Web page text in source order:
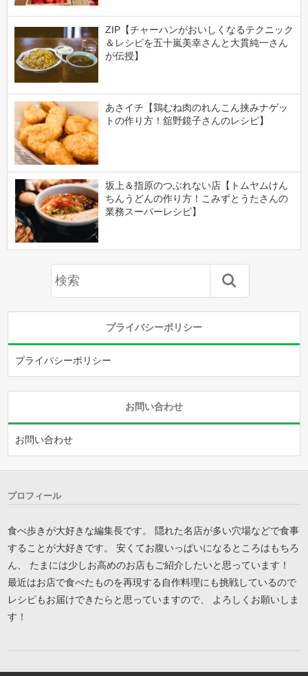
ZIP【チャーハンがおいしくなるテクニック
＆レシピを五十嵐美幸さんと大貫純一さん
が伝授】
あさイチ【鶏むね肉のれんこん挟みナゲッ
トの作り方！舘野鏡子さんのレシピ】
坂上＆指原のつぶれない店【トムヤムけん
ちんうどんの作り方！こみずとうたさんの
業務スーパーレシピ】
プライバシーポリシー
プライバシーポリシー
お問い合わせ
お問い合わせ
プロフィール
食べ歩きが大好きな編集長です。 隠れた名店が多い穴場などで食事
することが大好きです。 安くてお腹いっぱいになるところはもちろ
ん、 たまには少しお高めのお店もご紹介したいと思っています！
最近はお店で食べたものを再現する自作料理にも挑戦しているので
レシピもお届けできたらと思っていますので、 よろしくお願いしま
す！